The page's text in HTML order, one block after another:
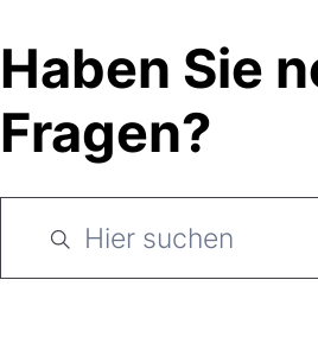
Haben Sie
Fragen?